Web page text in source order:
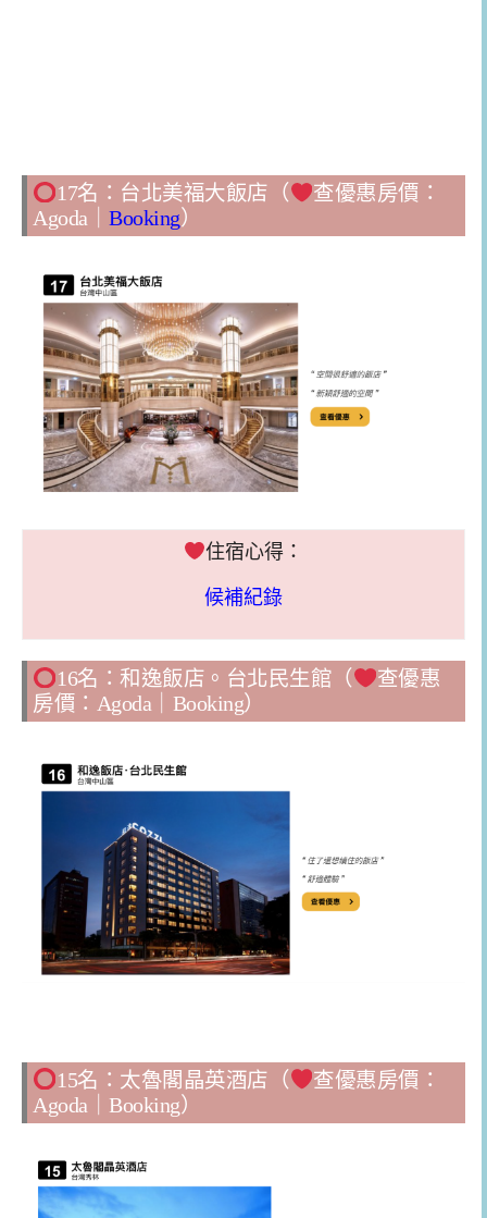
17名：台北美福大飯店（
查優惠房價：
Agoda｜ Booking）
住宿心得：
候補紀錄
16名：和逸飯店。台北民生館（
查優惠
房價： Agoda｜ Booking）
15名：太魯閣晶英酒店（
查優惠房價：
Agoda
Booking）